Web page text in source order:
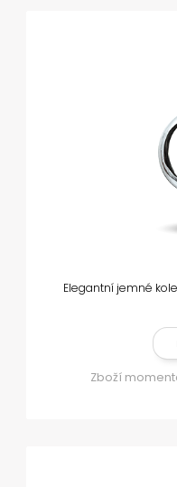
Elegantní jemné
Zboží